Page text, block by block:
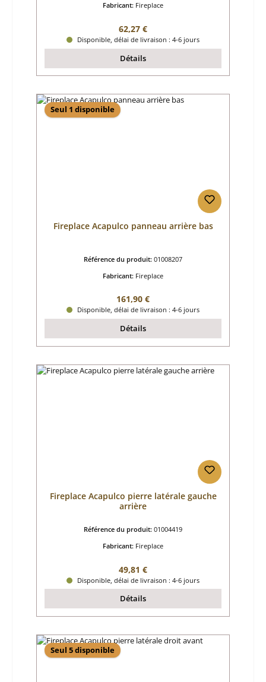
Fabricant: Fireplace
Prix régulier :
62,27 €
Disponible, délai de livraison : 4-6 jours
Détails
Seul 1 disponible
Fireplace Acapulco panneau arrière bas
Référence du produit: 01008207
Fabricant: Fireplace
Prix régulier :
161,90 €
Disponible, délai de livraison : 4-6 jours
Détails
Fireplace Acapulco pierre latérale gauche
arrière
Référence du produit: 01004419
Fabricant: Fireplace
Prix régulier :
49,81 €
Disponible, délai de livraison : 4-6 jours
Détails
Seul 5 disponible